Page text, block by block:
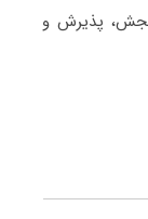
پذیرش و